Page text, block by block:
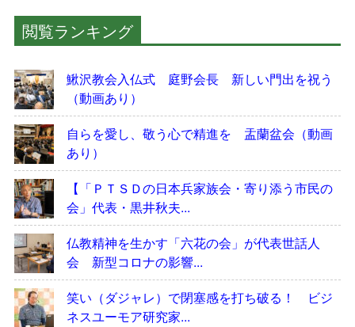
閲覧ランキング
鰍沢教会入仏式 庭野会長 新しい門出を祝う
（動画あり）
自らを愛し、敬う心で精進を 盂蘭盆会（動画
あり）
【「ＰＴＳＤの日本兵家族会・寄り添う市民の
会」代表・黒井秋夫...
仏教精神を生かす「六花の会」が代表世話人
会 新型コロナの影響...
笑い（ダジャレ）で閉塞感を打ち破る！ ビジ
ネスユーモア研究家...